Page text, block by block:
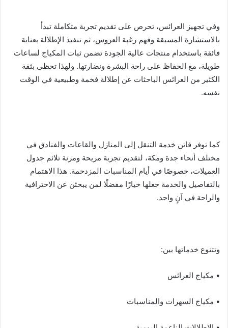
وفي تجهيز العرائس، تحرص على تقديم تجربة متكاملة تبدأ
بالاستشارة المسبقة وفهم رغبة العروس، ثم تنفيذ الإطلالة بعناية
فائقة باستخدام منتجات عالية الجودة تضمن ثبات المكياج لساعات
طويلة، مع الحفاظ على راحة البشرة ونضارتها. ولهذا تحظى بثقة
الكثير من العرائس الباحثات عن إطلالة فخمة وطبيعية في الوقت
نفسه.
كما توفر فاتن خدمة التنقل إلى المنازل والقاعات والفنادق في
مختلف أنحاء جدة ومكة، لتقديم تجربة مريحة ومرنة تلائم جدول
العميلات، خصوصًا في أيام المناسبات المزدحمة. هذا الاهتمام
بالتفاصيل والخدمة جعلها خيارًا مفضلًا لمن يبحثن عن الاحترافية
والراحة في آنٍ واحد.
وتتنوع خدماتها بين:
• مكياج العرائس
• مكياج السهرات والمناسبات